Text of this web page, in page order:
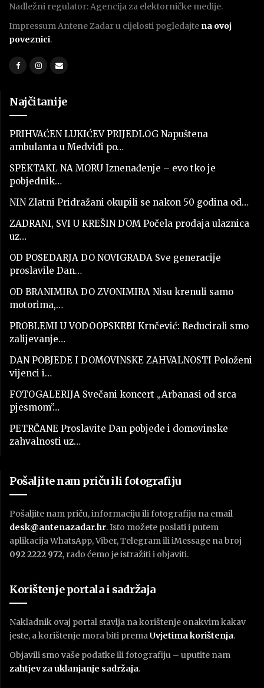
Nadležni regulator: Agencija za elektorničke medije.
Impressum Antene Zadar u cijelosti pogledajte na ovoj
poveznici.
Najčitanije
PRIHVAĆEN LUKIĆEV PRIJEDLOG Napuštena
ambulanta u Medviđi po…
SPEKTAKL NA MORU Iznenađenje – evo tko je
pobjednik…
NIN Zlatni Pridražani okupili se nakon 50 godina od…
ZADRANI, SVI U KREŠIN DOM Počela prodaja ulaznica
uz…
OD POSEDARJA DO NOVIGRADA Sve generacije
proslavile Dan…
OD BRANIMIRA DO ZVONIMIRA Nisu krenuli samo
motorima,…
PROBLEMI U VODOOPSKRBI Krnčević: Reducirali smo
zalijevanje…
DAN POBJEDE I DOMOVINSKE ZAHVALNOSTI Položeni
vijenci i…
FOTOGALERIJA Svečani koncert „Arbanasi od srca
pjesmom”…
PETRČANE Proslavite Dan pobjede i domovinske
zahvalnosti uz…
Pošaljite nam priču ili fotografiju
Pošaljite nam priču, informaciju ili fotografiju na email
desk@antenazadar.hr. Isto možete poslati i putem
aplikacija WhatsApp, Viber, Telegram ili iMessage na broj
092 2222 972, rado ćemo je istražiti i objaviti.
Korištenje portala i sadržaja
Nakladnik ovaj portal stavlja na korištenje onakvim kakav
jeste, a korištenje mora biti premaUvjetima korištenja.
Objavili smo vaše podatke ili fotografiju – uputite nam
zahtjev za uklanjanje sadržaja.